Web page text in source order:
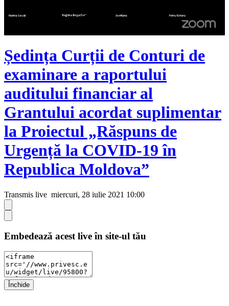
Ședința Curții de Conturi de
examinare a raportului
auditului financiar al
Grantului acordat suplimentar
la Proiectul „Răspuns de
Urgență la COVID-19 în
Republica Moldova”
Transmis live miercuri, 28 iulie 2021 10:00
Embedează acest live în site-ul tău
Închide